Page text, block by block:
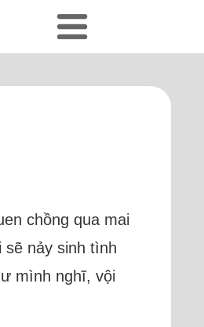
chồng qua mai
nảy sinh tình
mình nghĩ, vội